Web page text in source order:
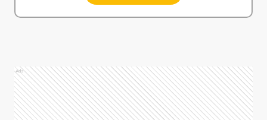
Ads